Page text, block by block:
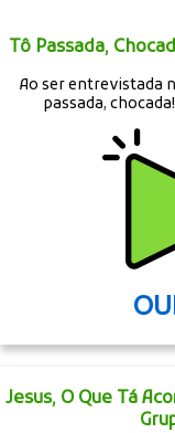
Tô Passada,
Ao ser entrevistada
passada,
Jesus, O Que Tá